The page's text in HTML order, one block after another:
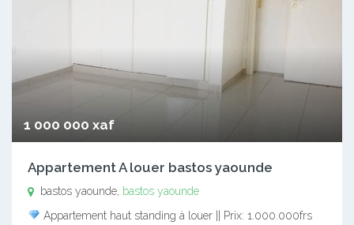
1 000 000 xaf
Appartement A louer bastos yaounde
bastos yaounde, bastos yaounde
Appartement haut standing à louer || Prix: 1.000.000frs